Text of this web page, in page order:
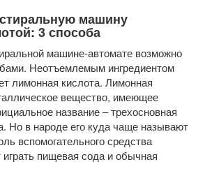
машину
3 способа
машине-автомате возможно
Неотъемлемым ингредиентом
лимонная кислота. Лимонная
вещество, имеющее
название – трехосновная
Но в народе его куда чаще называют
вспомогательного средства
пищевая сода и обычная